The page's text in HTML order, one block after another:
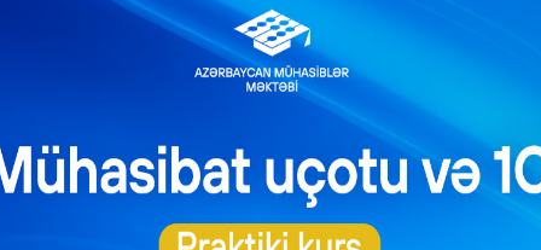
Strategiyası
mühüm yenilik –
Bəyannamələri vergi
orqanı özü dolduracaq